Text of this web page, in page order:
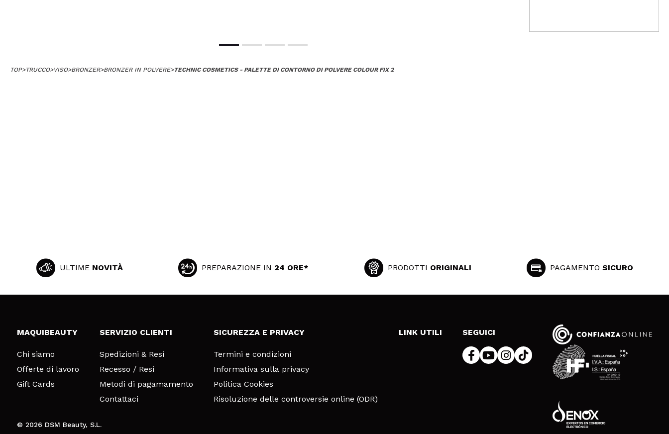
TOP>TRUCCO>VISO>BRONZER>BRONZER IN POLVERE>TECHNIC COSMETICS - PALETTE DI CONTORNO DI POLVERE COLOUR FIX 2
ULTIME NOVITÀ PREPARAZIONE IN 24 ORE* PRODOTTI ORIGINALI PAGAMENTO SICURO
MAQUIBEAUTY
Chi siamo
Offerte di lavoro
Gift Cards
SERVIZIO CLIENTI
Spedizioni & Resi
Recesso / Resi
Metodi di pagamamento
Contattaci
SICUREZZA E PRIVACY
Termini e condizioni
Informativa sulla privacy
Politica Cookies
Risoluzione delle controversie online (ODR)
LINK UTILI SEGUICI
© 2026 DSM Beauty, S.L.